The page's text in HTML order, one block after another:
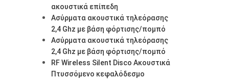
ακουστικά επίπεδη
Ασύρματα ακουστικά τηλεόρασης
2,4 Ghz με βάση φόρτισης/πομπό
Ασύρματα ακουστικά τηλεόρασης
2,4 Ghz με βάση φόρτισης/πομπό
RF Wireless Silent Disco Ακουστικά
Πτυσσόμενο κεφαλόδεσμο